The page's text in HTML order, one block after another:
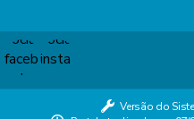
Versão do